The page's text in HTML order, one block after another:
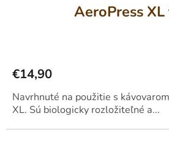
AeroPress
€14,90
Navrhnuté na použitie s
XL. Sú biologicky rozložiteľné a...